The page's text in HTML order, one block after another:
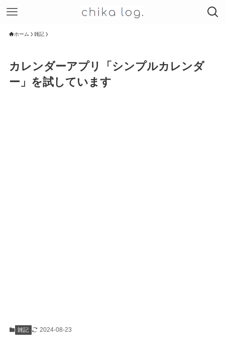
ホーム 雑記
カレンダーアプリ「シンプルカレンダ
ー」を試しています
雑記 2024-08-23